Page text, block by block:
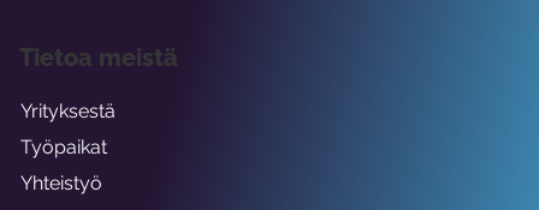
Tietoa meistä
Yrityksestä
Työpaikat
Yhteistyö